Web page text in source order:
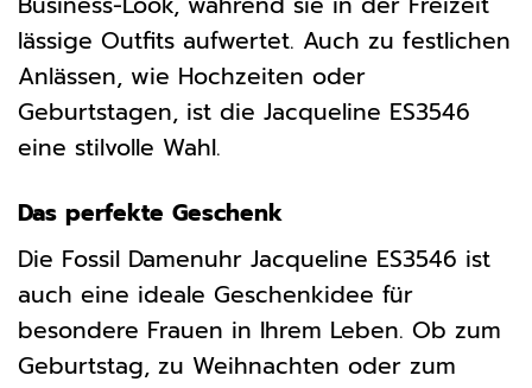
lässige Outfits aufwertet. Auch zu festlichen
Anlässen, wie Hochzeiten oder
Geburtstagen, ist die Jacqueline ES3546
eine stilvolle Wahl.
Das perfekte Geschenk
Die Fossil Damenuhr Jacqueline ES3546 ist
auch eine ideale Geschenkidee für
besondere Frauen in Ihrem Leben. Ob zum
Geburtstag, zu Weihnachten oder zum